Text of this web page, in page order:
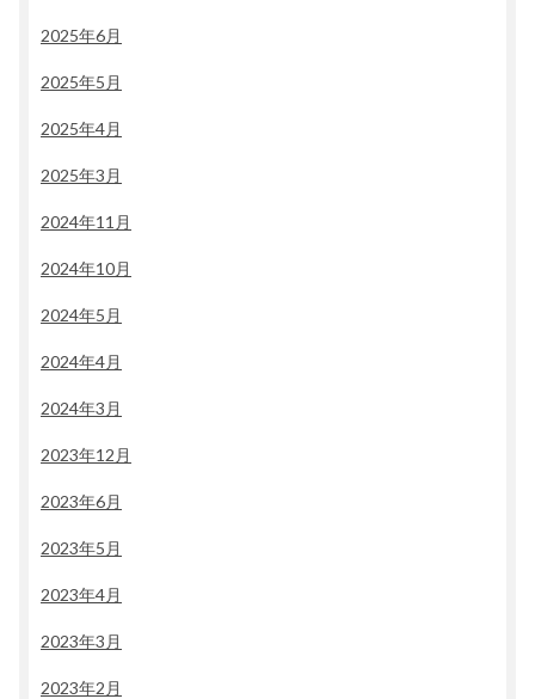
2025年6月
2025年5月
2025年4月
2025年3月
2024年11月
2024年10月
2024年5月
2024年4月
2024年3月
2023年12月
2023年6月
2023年5月
2023年4月
2023年3月
2023年2月